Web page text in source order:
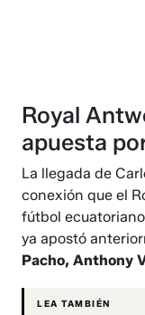
Royal
apuesta
La llegada de
conexión que el
fútbol
ya apostó
Pacho, Anthony
LEA TAMBIÉN